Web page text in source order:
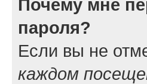
Почему мне
пароля?
Если вы не
каждом